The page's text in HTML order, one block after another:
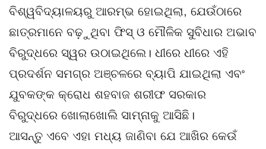
ବିଶ୍ୱବିଦ୍ୟାଳୟରୁ ଆରମ୍ଭ ହୋଇଥିଲା, ଯେଉଁଠାରେ
ଛାତ୍ରମାନେ ବଢ଼ୁଥିବା ଫିସ୍ ଓ ମୌଳିକ ସୁବିଧାର ଅଭାବ
ବିରୁଦ୍ଧରେ ସ୍ୱର ଉଠାଇଥିଲେ। ଧୀରେ ଧୀରେ ଏହି
ପ୍ରଦର୍ଶନ ସମଗ୍ର ଅଞ୍ଚଳରେ ବ୍ୟାପି ଯାଇଥିଲା ଏବଂ
ଯୁବକଙ୍କ କ୍ରୋଧ ଶହବାଜ ଶରୀଫ ସରକାର
ବିରୁଦ୍ଧରେ ଖୋଲାଖୋଲି ସାମ୍ନାକୁ ଆସିଛି।
ଆସନ୍ତୁ ଏବେ ଏହା ମଧ୍ୟ ଜାଣିବା ଯେ ଆଖିର କେଉଁ